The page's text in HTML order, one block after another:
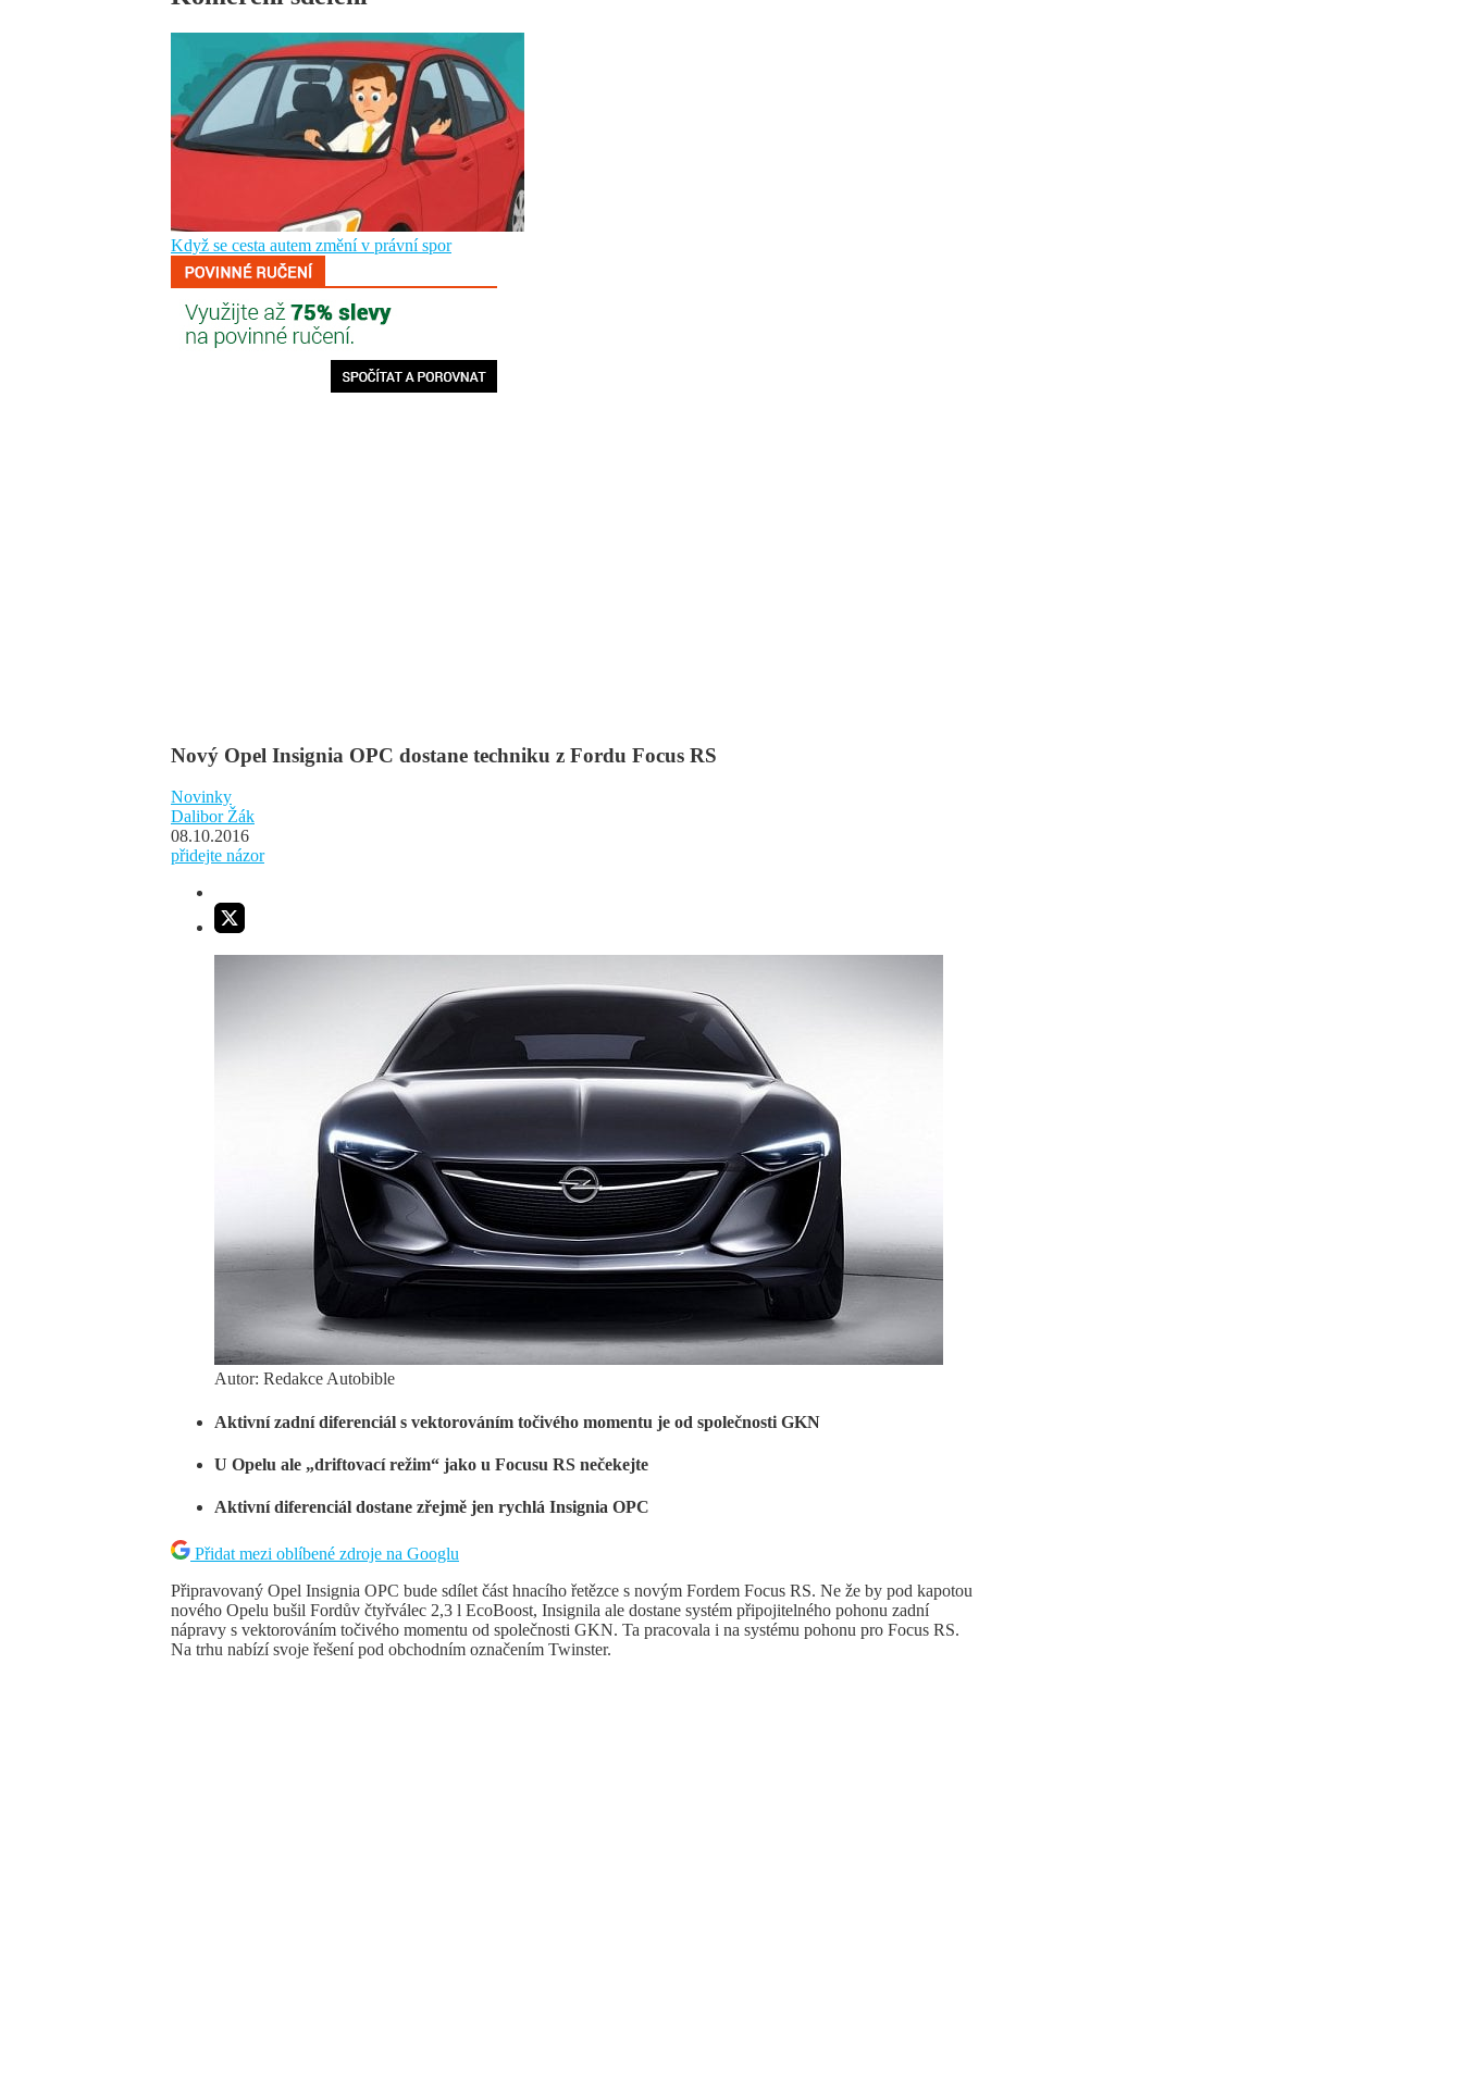
Nový Opel Insignia OPC dostane techniku z Fordu Focus RS
Novinky
Dalibor Žák
08.10.2016
přidejte názor
Autor: Redakce Autobible
Aktivní zadní diferenciál s vektorováním točivého momentu je od společnosti GKN
U Opelu ale „driftovací režim“ jako u Focusu RS nečekejte
Aktivní diferenciál dostane zřejmě jen rychlá Insignia OPC
Přidat mezi oblíbené zdroje na Googlu
Připravovaný Opel Insignia OPC bude sdílet část hnacího řetězce s novým Fordem Focus RS. Ne že by pod kapotou
nového Opelu bušil Fordův čtyřválec 2,3 l EcoBoost, Insignila ale dostane systém připojitelného pohonu zadní
nápravy s vektorováním točivého momentu od společnosti GKN. Ta pracovala i na systému pohonu pro Focus RS.
Na trhu nabízí svoje řešení pod obchodním označením Twinster.
Když se cesta autem změní v právní spor